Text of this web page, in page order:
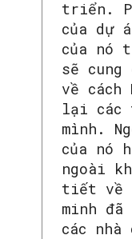
triển.
của dự
của nó
sẽ
về cách
lại các
mình.
của nó
ngoài
tiết về
minh
các